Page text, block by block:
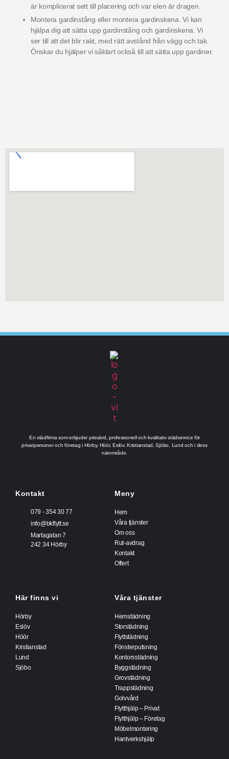
är komplicerat sett till placering och var elen är dragen.
Montera gardinstång eller montera gardinskena. Vi kan
hjälpa dig att sätta upp gardinstång och gardinskena. Vi
ser till att det blir rakt, med rätt avstånd från vägg och tak.
Önskar du hjälper vi såklart också till att sätta upp gardiner.
En städfirma som erbjuder prisvärd, professionell och kvalitativ städservice för
privatpersoner och företag i Hörby, Höör, Eslöv, Kristianstad, Sjöbo, Lund och i dess
närområde.
Kontakt
079 - 354 30 77
info@bkflytt.se
Martagatan 7
242 34 Hörby
Meny
Hem
Våra tjänster
Om oss
Rut-avdrag
Kontakt
Offert
Här finns vi
Hörby
Eslöv
Höör
Kristianstad
Lund
Sjöbo
Våra tjänster
Hemstädning
Storstädning
Flyttstädning
Fönsterputsning
Kontorsstädning
Byggstädning
Grovstädning
Trappstädning
Golvvård
Flytthjälp – Privat
Flytthjälp – Företag
Möbelmontering
Hantverkshjälp